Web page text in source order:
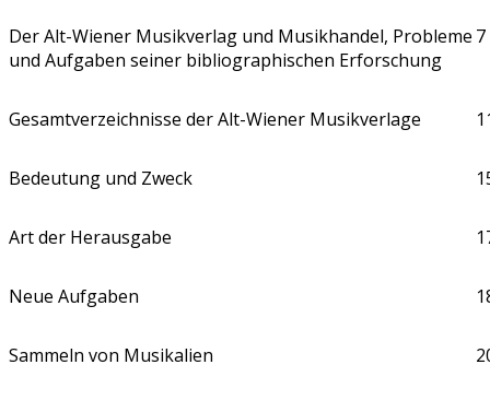
Der Alt-Wiener Musikverlag und Musikhandel, Probleme
und Aufgaben seiner bibliographischen Erforschung
7
Gesamtverzeichnisse der Alt-Wiener Musikverlage
Bedeutung und Zweck
Art der Herausgabe
Neue Aufgaben
Sammeln von Musikalien